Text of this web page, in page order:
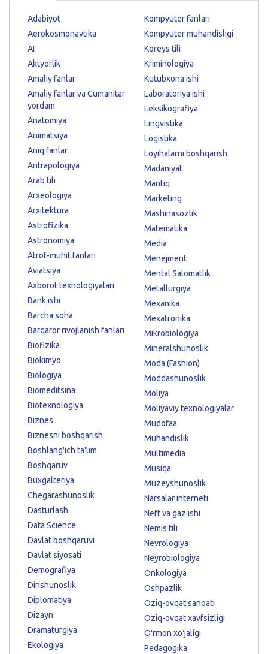
Adabiyot
Aerokosmonavtika
AI
Aktyorlik
Amaliy fanlar
Amaliy fanlar va Gumanitar
yordam
Anatomiya
Animatsiya
Aniq fanlar
Antrapologiya
Arab tili
Arxeologiya
Arxitektura
Astrofizika
Astronomiya
Atrof-muhit fanlari
Aviatsiya
Axborot texnologiyalari
Bank ishi
Barcha soha
Barqaror rivojlanish fanlari
Biofizika
Biokimyo
Biologiya
Biomeditsina
Biotexnologiya
Biznes
Biznesni boshqarish
Boshlang'ich ta'lim
Boshqaruv
Buxgalteriya
Chegarashunoslik
Dasturlash
Data Science
Davlat boshqaruvi
Davlat siyosati
Demografiya
Dinshunoslik
Diplomatiya
Dizayn
Dramaturgiya
Ekologiya
Kompyuter fanlari
Kompyuter muhandisligi
Koreys tili
Kriminologiya
Kutubxona ishi
Laboratoriya ishi
Leksikografiya
Lingvistika
Logistika
Loyihalarni boshqarish
Madaniyat
Mantiq
Marketing
Mashinasozlik
Matematika
Media
Menejment
Mental Salomatlik
Metallurgiya
Mexanika
Mexatronika
Mikrobiologiya
Mineralshunoslik
Moda (Fashion)
Moddashunoslik
Moliya
Moliyaviy texnologiyalar
Mudofaa
Muhandislik
Multimedia
Musiqa
Muzeyshunoslik
Narsalar interneti
Neft va gaz ishi
Nemis tili
Nevrologiya
Neyrobiologiya
Onkologiya
Oshpazlik
Oziq-ovqat sanoati
Oziq-ovqat xavfsizligi
Oʻrmon xoʻjaligi
Pedagogika